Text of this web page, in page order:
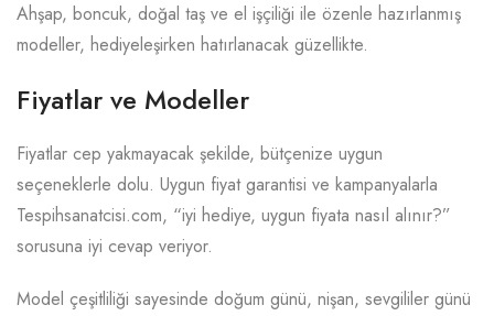
Ahşap, boncuk, doğal taş ve el işçiliği ile özenle hazırlanmış
modeller, hediyeleşirken hatırlanacak güzellikte.
Fiyatlar ve Modeller
Fiyatlar cep yakmayacak şekilde, bütçenize uygun
seçeneklerle dolu. Uygun fiyat garantisi ve kampanyalarla
Tespihsanatcisi.com, “iyi hediye, uygun fiyata nasıl alınır?”
sorusuna iyi cevap veriyor.
Model çeşitliliği sayesinde doğum günü, nişan, sevgililer günü